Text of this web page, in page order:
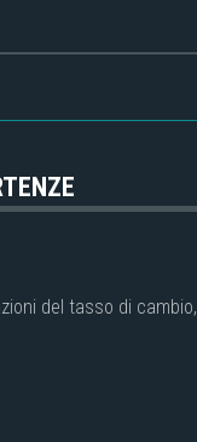
del tasso di cambio,